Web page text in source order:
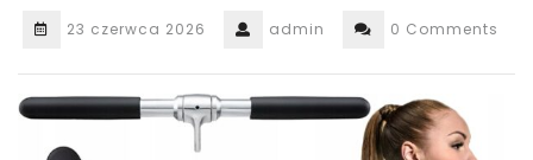
23 czerwca 2026 admin 0 Comments